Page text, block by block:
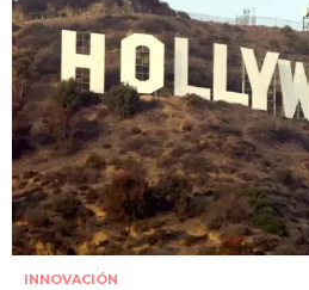
INNOVACIÓN